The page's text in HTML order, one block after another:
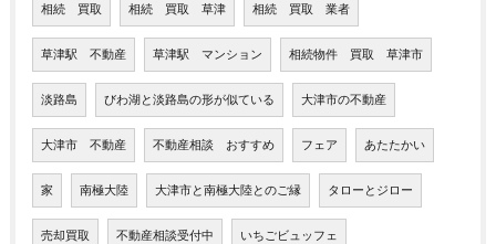
相続 買取 相続 買取 草津 相続 買取 業者
草津駅 不動産 草津駅 マンション 相続物件 買取 草津市
淡路島 びわ湖と淡路島の形が似ている 大津市の不動産
大津市 不動産 不動産相談 おすすめ フェア あたたかい
家 南極大陸 大津市と南極大陸とのご縁 タローとジロー
売却買取 不動産相談受付中 いちごビュッフェ